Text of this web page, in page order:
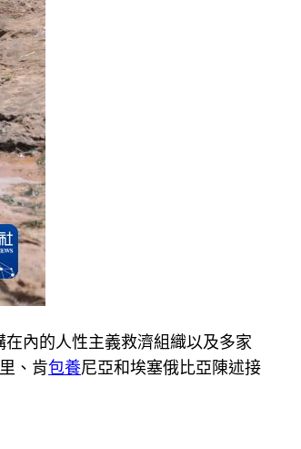
內的人性主義救濟組織以及多家
、肯包養尼亞和埃塞俄比亞陳述接